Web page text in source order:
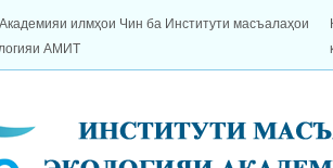
Институти масъалаҳои об, гидроэнергетика ва
саҳроӣ ва экспедитсионӣ дар дарёи Сир анҷом